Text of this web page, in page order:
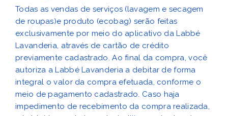
Todas as vendas de serviços (lavagem e secagem
de roupas)e produto (ecobag) serão feitas
exclusivamente por meio do aplicativo da Labbé
Lavanderia, através de cartão de crédito
previamente cadastrado. Ao final da compra, você
autoriza a Labbé Lavanderia a debitar de forma
integral o valor da compra efetuada, conforme o
meio de pagamento cadastrado. Caso haja
impedimento de recebimento da compra realizada,